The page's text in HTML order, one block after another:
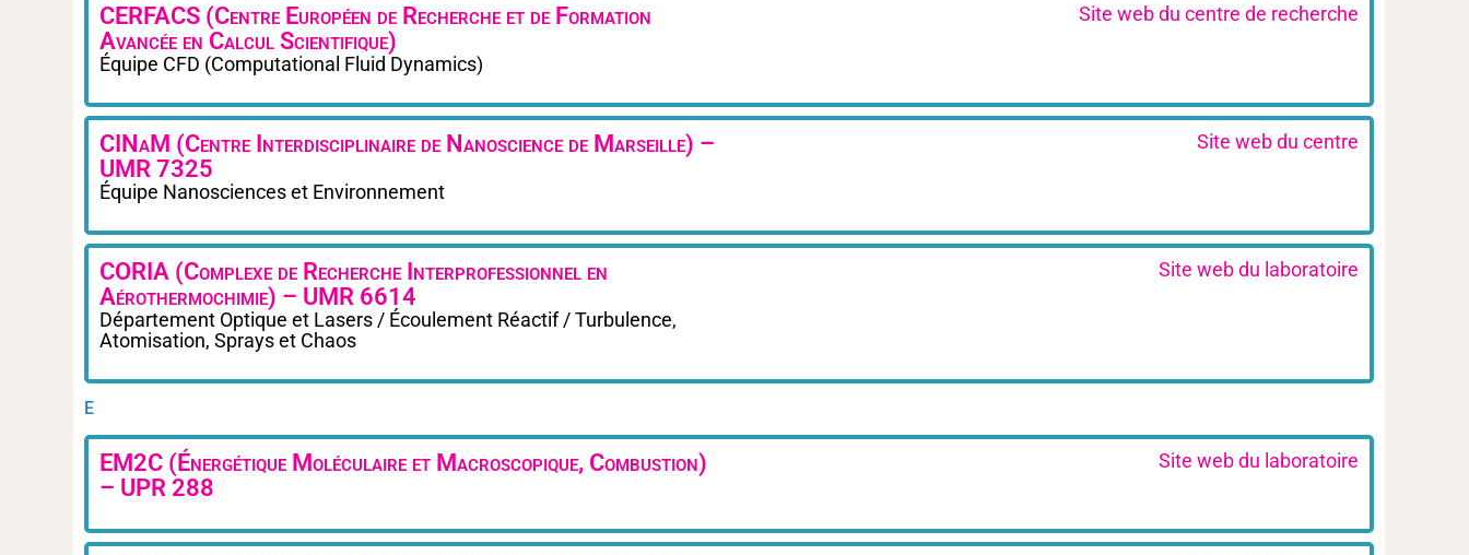
CERFACS (Centre Européen de Recherche et de Formation
Avancée en Calcul Scientifique)
Équipe CFD (Computational Fluid Dynamics)
Site web du centre de recherche
CINaM (Centre Interdisciplinaire de Nanoscience de Marseille) –
UMR 7325
Équipe Nanosciences et Environnement
Site web du centre
CORIA (Complexe de Recherche Interprofessionnel en
Aérothermochimie) – UMR 6614
Département Optique et Lasers / Écoulement Réactif / Turbulence,
Atomisation, Sprays et Chaos
Site web du laboratoire
E
EM2C (Énergétique Moléculaire et Macroscopique, Combustion)
– UPR 288
Site web du laboratoire